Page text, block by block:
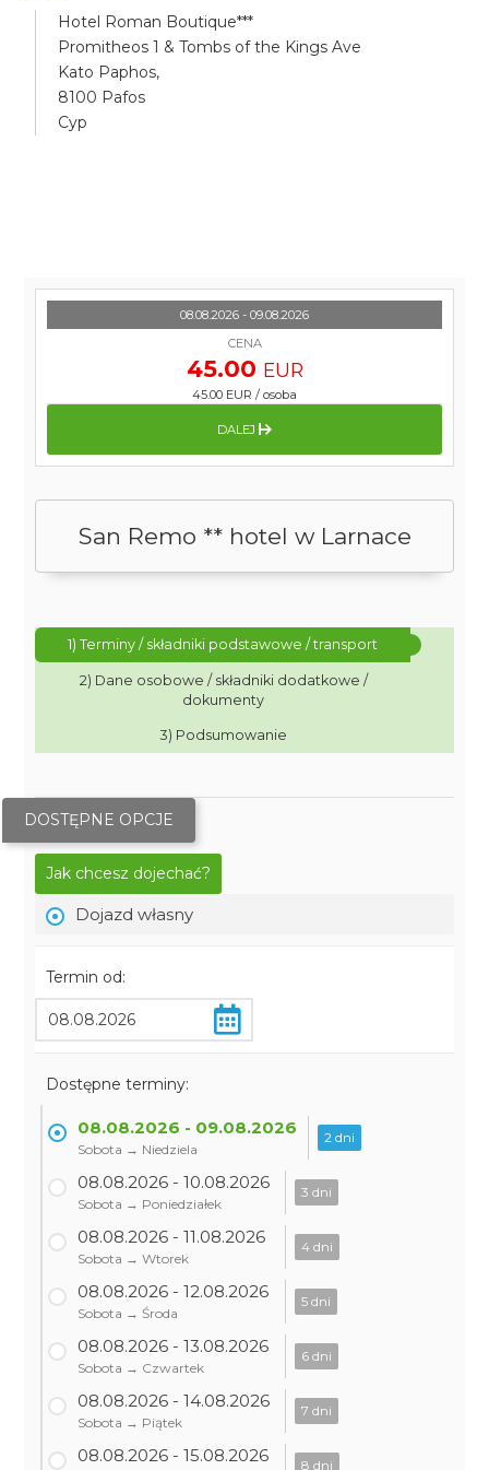
Hotel Roman Boutique***
Promitheos 1 & Tombs of the Kings Ave
Kato Paphos,
8100 Pafos
Cyp
San Remo ** hotel w Larnace
1) Terminy / składniki podstawowe / transport
2) Dane osobowe / składniki dodatkowe /
dokumenty
3) Podsumowanie
DOSTĘPNE OPCJE
Jak chcesz dojechać?
Dojazd własny
Termin od:
Dostępne terminy:
08.08.2026 - 09.08.2026
Sobota → Niedziela
2 dni
08.08.2026 - 10.08.2026
Sobota → Poniedziałek
3 dni
08.08.2026 - 11.08.2026
Sobota → Wtorek
4 dni
08.08.2026 - 12.08.2026
Sobota → Środa
5 dni
08.08.2026 - 13.08.2026
Sobota → Czwartek
6 dni
08.08.2026 - 14.08.2026
Sobota → Piątek
7 dni
08.08.2026 - 15.08.2026 8 dni
08.08.2026 - 09.08.2026
CENA
45.00 EUR
45.00 EUR / osoba
DALEJ